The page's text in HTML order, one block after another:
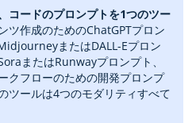
コードのプロンプトを1つのツー
ツ作成のためのChatGPTプロン
またはDALL-Eプロン
またはRunwayプロンプト、
クフローのための開発プロンプ
ツールは4つのモダリティすべて